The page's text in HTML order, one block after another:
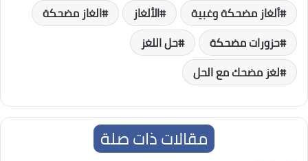
ألغاز مضحكة وغبية
الألغاز
الغاز مضحكة
حزورات مضحكة
حل اللغز
لغز مضحك مع الحل
مقالات ذات صلة